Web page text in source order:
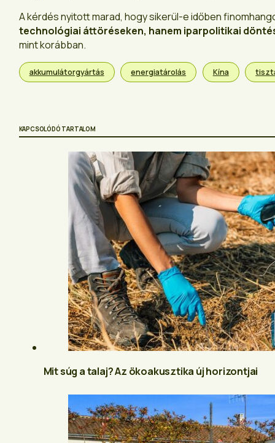
A kérdés nyitott marad, hogy sikerül-e időben
technológiai áttöréseken, hanem iparpolitikai
mint korábban.
akkumulátorgyártás energiatárolás Kína
KAPCSOLÓDÓ TARTALOM
Mit súg a talaj? Az ökoakusztika új horizontjai